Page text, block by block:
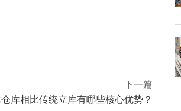
下一篇
库相比传统立库有哪些核心优势？